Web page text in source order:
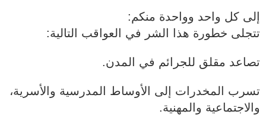
إلى كل واحد وواحدة منكم:
تتجلى خطورة هذا الشر في العواقب التالية:
تصاعد مقلق للجرائم في المدن.
تسرب المخدرات إلى الأوساط المدرسية والأسرية،
والاجتماعية والمهنية.